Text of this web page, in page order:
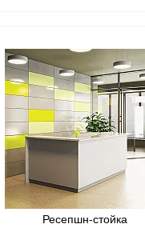
Ресепшн-стойка